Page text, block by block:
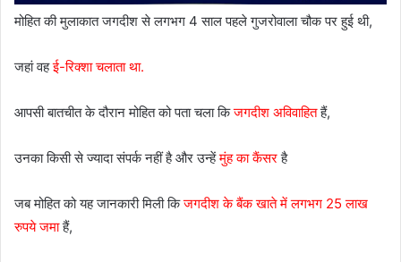
मोहित की मुलाकात जगदीश से लगभग 4 साल पहले गुजरोवाला चौक पर हुई थी,
जहां वहई-रिक्शा चलाता था.
आपसी बातचीत के दौरान मोहित को पता चला किजगदीश अविवाहितहैं,
उनका किसी से ज्यादा संपर्क नहीं है और उन्हेंमुंह का कैंसरहै
जब मोहित को यह जानकारी मिली किजगदीश के बैंक खाते में लगभग 25 लाख
रुपये जमाहैं,